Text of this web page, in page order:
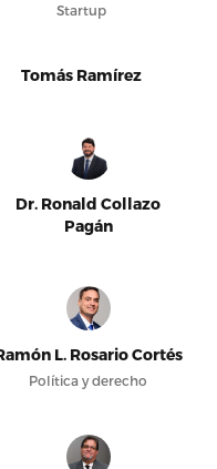
Startup
Tomás Ramírez
Dr. Ronald Collazo
Pagán
L. Rosario Cortés
Política y derecho